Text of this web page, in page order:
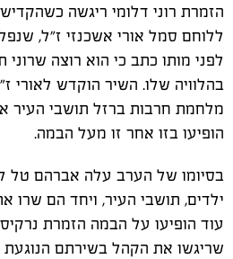
הזמרת רוני דלומי ריגשה
ללוחם סמל אורי אשכנזי ז"ל,
לפני מותו כתב כי הוא רוצה
בהלוויה שלו. השיר הוקדש לאורי
מלחמת חרבות ברזל תושבי העיר
הופיעו בזו אחר זו מעל הבמה.
בסיומו של הערב עלה אברהם טל
ילדים, תושבי העיר, ויחד הם שרו
עוד הופיעו על הבמה הזמרת נרקיס,
שריגשו את הקהל בשירתם הנוגעת